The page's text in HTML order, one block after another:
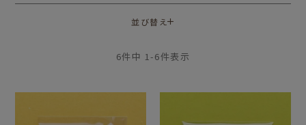
並び替え
6件中 1 -6件表示